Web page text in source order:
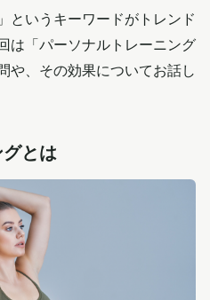
というキーワードがトレンド
は「パーソナルトレーニング
や、その効果についてお話し
とは